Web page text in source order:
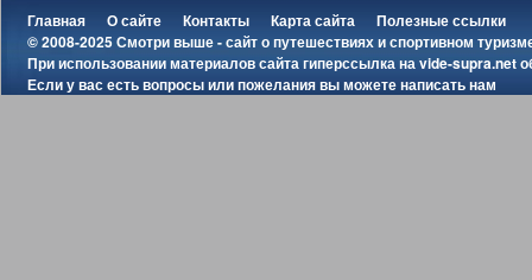
Главная О сайте Контакты Карта сайта
Полезные ссылки
© 2008-2025 Смотри выше - сайт о путешествиях и спортивном
При использовании материалов сайта гиперссылка наvide-supra.net
Если у вас есть вопросы или пожелания вы можетенаписать нам